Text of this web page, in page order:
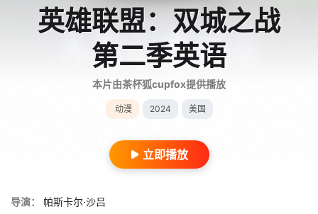
英雄联盟：双城之战
第二季英语
本片由茶杯狐cupfox提供播放
动漫 2024 美国
立即播放
导演：
帕斯卡尔·沙吕